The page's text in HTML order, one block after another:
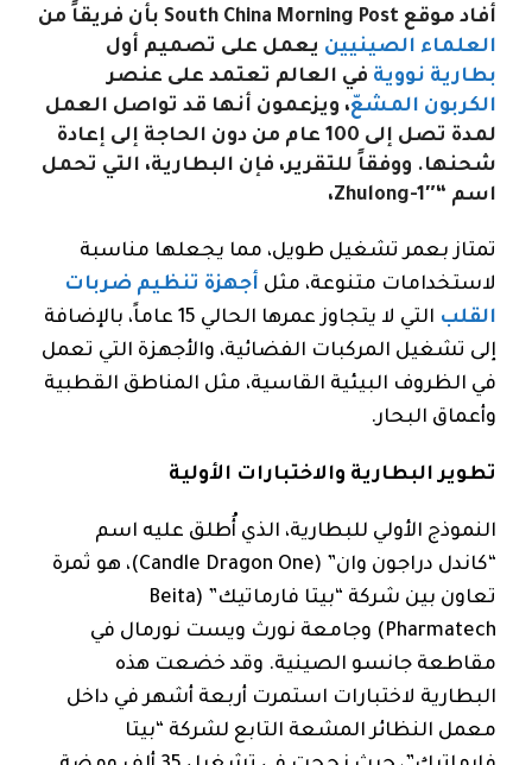
أفاد موقع South China Morning Post بأن فريقاً من
العلماء الصينيين يعمل على تصميم أول
بطارية نووية في العالم تعتمد على عنصر
الكربون المشعّ، ويزعمون أنها قد تواصل العمل
لمدة تصل إلى 100 عام من دون الحاجة إلى إعادة
شحنها. ووفقاً للتقرير، فإن البطارية، التي تحمل
اسم “Zhulong-1″،
تمتاز بعمر تشغيل طويل، مما يجعلها مناسبة
لاستخدامات متنوعة، مثل أجهزة تنظيم ضربات
القلب
التي لا يتجاوز عمرها الحالي 15 عاماً، بالإضافة
إلى تشغيل المركبات الفضائية، والأجهزة التي تعمل
في الظروف البيئية القاسية، مثل المناطق القطبية
وأعماق البحار.
تطوير البطارية والاختبارات الأولية
النموذج الأولي للبطارية، الذي أُطلق عليه اسم
“كاندل دراجون وان” (Candle Dragon One)، هو ثمرة
تعاون بين شركة “بيتا فارماتيك” (Beita
Pharmatech) وجامعة نورث ويست نورمال في
مقاطعة جانسو الصينية. وقد خضعت هذه
البطارية لاختبارات استمرت أربعة أشهر في داخل
معمل النظائر المشعة التابع لشركة “بيتا